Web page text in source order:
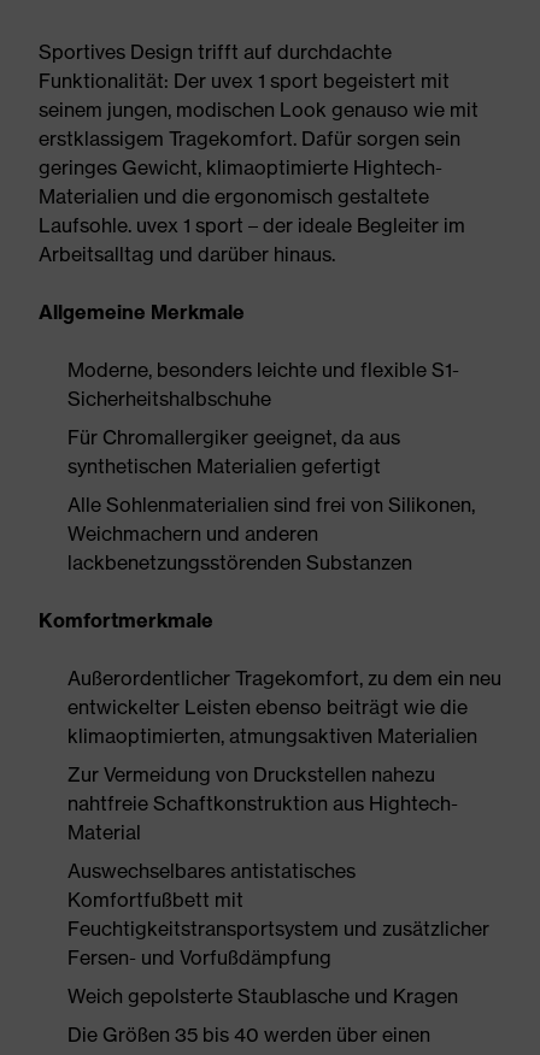
Sportives Design trifft auf durchdachte
Funktionalität: Der uvex 1 sport begeistert mit
seinem jungen, modischen Look genauso wie mit
erstklassigem Tragekomfort. Dafür sorgen sein
geringes Gewicht, klimaoptimierte Hightech-
Materialien und die ergonomisch gestaltete
Laufsohle. uvex 1 sport – der ideale Begleiter im
Arbeitsalltag und darüber hinaus.
Allgemeine Merkmale
Moderne, besonders leichte und flexible S1-
Sicherheitshalbschuhe
Für Chromallergiker geeignet, da aus
synthetischen Materialien gefertigt
Alle Sohlenmaterialien sind frei von Silikonen,
Weichmachern und anderen
lackbenetzungsstörenden Substanzen
Komfortmerkmale
Außerordentlicher Tragekomfort, zu dem ein neu
entwickelter Leisten ebenso beiträgt wie die
klimaoptimierten, atmungsaktiven Materialien
Zur Vermeidung von Druckstellen nahezu
nahtfreie Schaftkonstruktion aus Hightech-
Material
Auswechselbares antistatisches
Komfortfußbett mit
Feuchtigkeitstransportsystem und zusätzlicher
Fersen- und Vorfußdämpfung
Weich gepolsterte Staublasche und Kragen
Die Größen 35 bis 40 werden über einen